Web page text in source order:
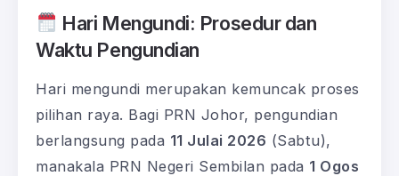
Hari Mengundi: Prosedur dan
Waktu Pengundian
Hari mengundi merupakan kemuncak proses
pilihan raya. Bagi PRN Johor, pengundian
berlangsung pada 11 Julai 2026 (Sabtu),
manakala PRN Negeri Sembilan pada 1 Ogos